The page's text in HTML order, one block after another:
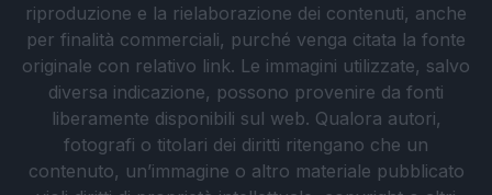
riproduzione e la rielaborazione dei contenuti, anche
per finalità commerciali, purché venga citata la fonte
originale con relativo link. Le immagini utilizzate, salvo
diversa indicazione, possono provenire da fonti
liberamente disponibili sul web. Qualora autori,
fotografi o titolari dei diritti ritengano che un
contenuto, un’immagine o altro materiale pubblicato